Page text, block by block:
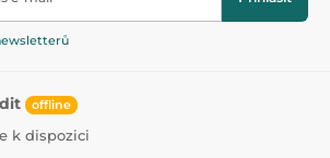
v kategoriích
offline
k dispozici